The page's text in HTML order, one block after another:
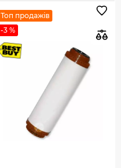
Топ продажів
-3 %